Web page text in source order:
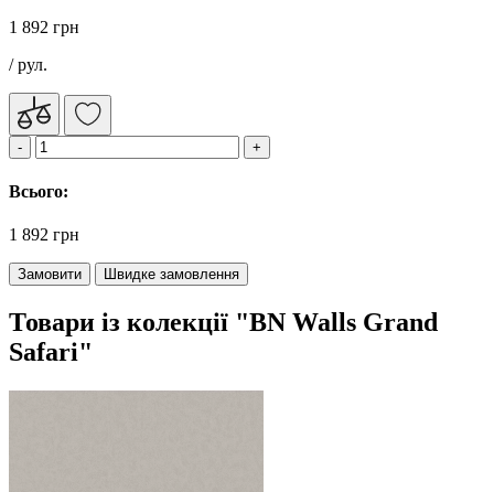
1 892 грн
/ рул.
Всього:
1 892 грн
Замовити Швидке замовлення
Товари із колекції "BN Walls Grand
Safari"